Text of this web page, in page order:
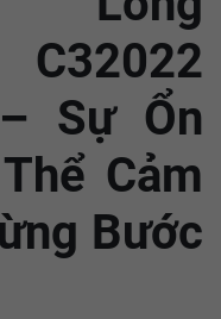
Sự Ổn
Cảm
Bước